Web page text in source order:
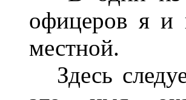
офицеров я и
местной.
Здесь